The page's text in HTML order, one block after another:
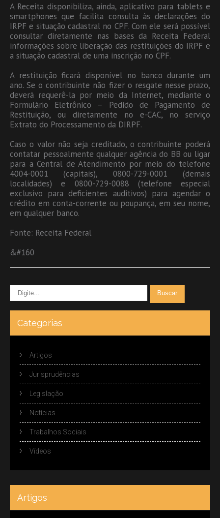
A Receita disponibiliza, ainda, aplicativo para tablets e
smartphones que facilita consulta às declarações do
IRPF e situação cadastral no CPF. Com ele será possível
consultar diretamente nas bases da Receita Federal
informações sobre liberação das restituições do IRPF e
a situação cadastral de uma inscrição no CPF.
A restituição ficará disponível no banco durante um
ano. Se o contribuinte não fizer o resgate nesse prazo,
deverá requerê-la por meio da Internet, mediante o
Formulário Eletrônico – Pedido de Pagamento de
Restituição, ou diretamente no e-CAC, no serviço
Extrato do Processamento da DIRPF.
Caso o valor não seja creditado, o contribuinte poderá
contatar pessoalmente qualquer agência do BB ou ligar
para a Central de Atendimento por meio do telefone
4004-0001 (capitais), 0800-729-0001 (demais
localidades) e 0800-729-0088 (telefone especial
exclusivo para deficientes auditivos) para agendar o
crédito em conta-corrente ou poupança, em seu nome,
em qualquer banco.
Fonte: Receita Federal
&#160
Categorias
Artigos
Jurisprudências
Legislação
Notícias
Trabalhos Sociais
Vídeos
Artigos